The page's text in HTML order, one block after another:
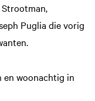
Puglia die vorig
en woonachtig in